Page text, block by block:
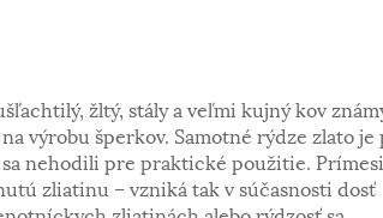
žltý, stály a veľmi kujný kov
výrobu šperkov. Samotné rýdze zlato
nehodili pre praktické použitie. Prímesi
zliatinu – vzniká tak v súčasnosti dosť